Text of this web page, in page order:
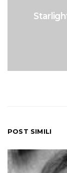
POST SIMILI